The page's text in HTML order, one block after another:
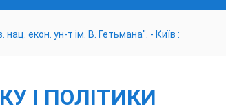
екон. ун-т ім. В. Гетьмана". - Київ :
І ПОЛІТИКИ